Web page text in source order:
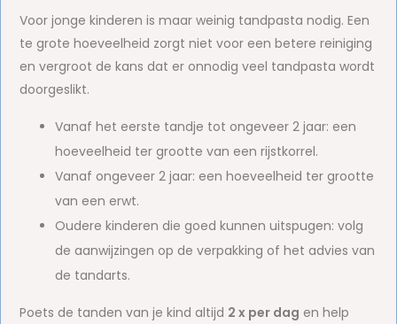
Voor jonge kinderen is maar weinig tandpasta nodig. Een
te grote hoeveelheid zorgt niet voor een betere reiniging
en vergroot de kans dat er onnodig veel tandpasta wordt
doorgeslikt.
Vanaf het eerste tandje tot ongeveer 2 jaar: een
hoeveelheid ter grootte van een rijstkorrel.
Vanaf ongeveer 2 jaar: een hoeveelheid ter grootte
van een erwt.
Oudere kinderen die goed kunnen uitspugen: volg
de aanwijzingen op de verpakking of het advies van
de tandarts.
Poets de tanden van je kind altijd 2 x per dag en help